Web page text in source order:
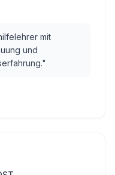
mit
und
"